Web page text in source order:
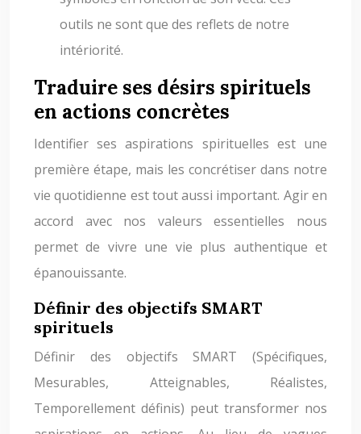
outils ne sont que des reflets de notre
intériorité.
Traduire ses désirs spirituels
en actions concrètes
Identifier ses aspirations spirituelles est une
première étape, mais les concrétiser dans notre
vie quotidienne est tout aussi important. Agir en
accord avec nos valeurs essentielles nous
permet de vivre une vie plus authentique et
épanouissante.
Définir des objectifs SMART
spirituels
Définir des objectifs SMART (Spécifiques,
Mesurables, Atteignables, Réalistes,
Temporellement définis) peut transformer nos